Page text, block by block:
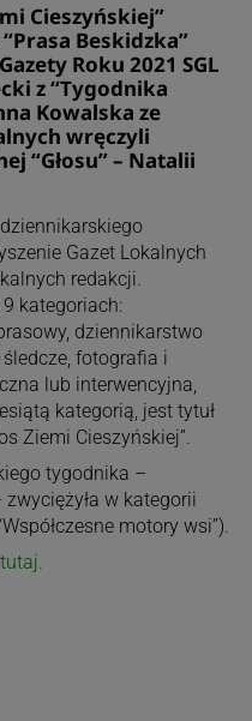
Cieszyńskiej”
Beskidzka”
Roku 2021 SGL
z “Tygodnika
Kowalska ze
wręczyli
“Głosu” – Natalii
Gazet Lokalnych
redakcji.
kategoriach:
dziennikarstwo
fotografia i
lub interwencyjna,
kategorią, jest tytuł
Ziemi Cieszyńskiej”.
tygodnika –
w kategorii
motory wsi”).
tutaj.